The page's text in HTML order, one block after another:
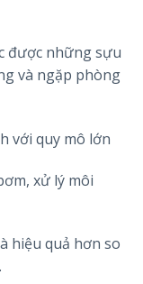
được những sựu
và ngặp phòng
với quy mô lớn
xử lý môi
hiệu quả hơn so